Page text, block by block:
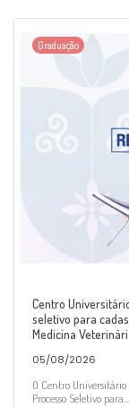
Graduação
Centro
seletivo para
Medicina
05/08/2026
O Centro
Processo Seletivo para...